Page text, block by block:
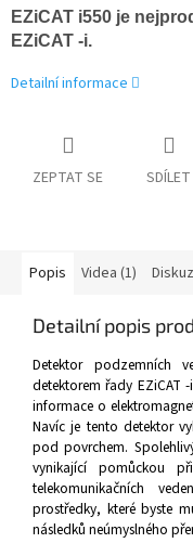
EZiCAT i550 je
EZiCAT -i.
Detailní informace
ZEPTAT SE SDÍLET
Popis Videa (1)
Detailní popis
Detektor podzemních
detektorem řady EZiCAT
informace o
Navíc je tento detektor
pod povrchem.
vynikající pomůckou
telekomunikačních
prostředky, které byste
následků neúmyslného